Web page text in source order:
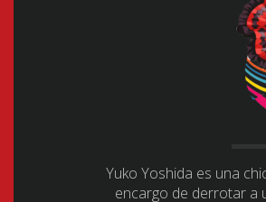
Yuko Yoshida es una
encargo de derrotar a